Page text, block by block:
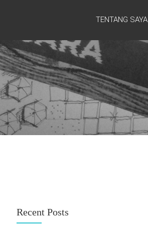
TENTANG SAYA
Recent Posts